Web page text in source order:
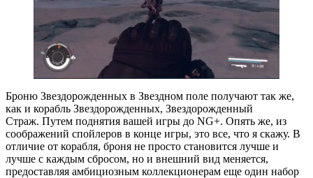
Броню Звездорожденных в Звездном поле получают так же,
как и корабль Звездорожденных, Звездорожденный
Страж. Путем поднятия вашей игры до NG+. Опять же, из
соображений спойлеров в конце игры, это все, что я скажу. В
отличие от корабля, броня не просто становится лучше и
лучше с каждым сбросом, но и внешний вид меняется,
предоставляя амбициозным коллекционерам еще один набор